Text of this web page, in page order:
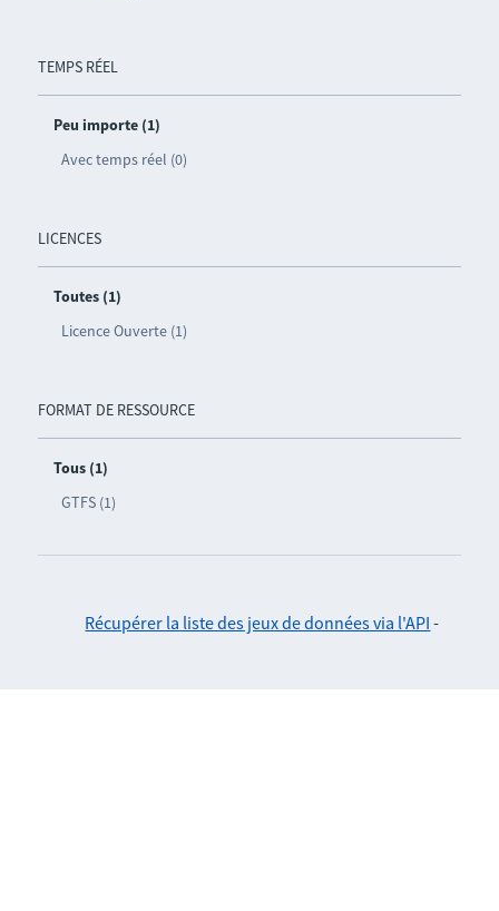
TEMPS RÉEL
Peu importe (1)
Avec temps réel (0)
LICENCES
Toutes (1)
Licence Ouverte (1)
FORMAT DE RESSOURCE
Tous (1)
GTFS (1)
Récupérer la liste des jeux de données via l'API -